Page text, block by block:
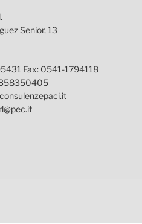
Senior, 13
Fax: 0541-1794118